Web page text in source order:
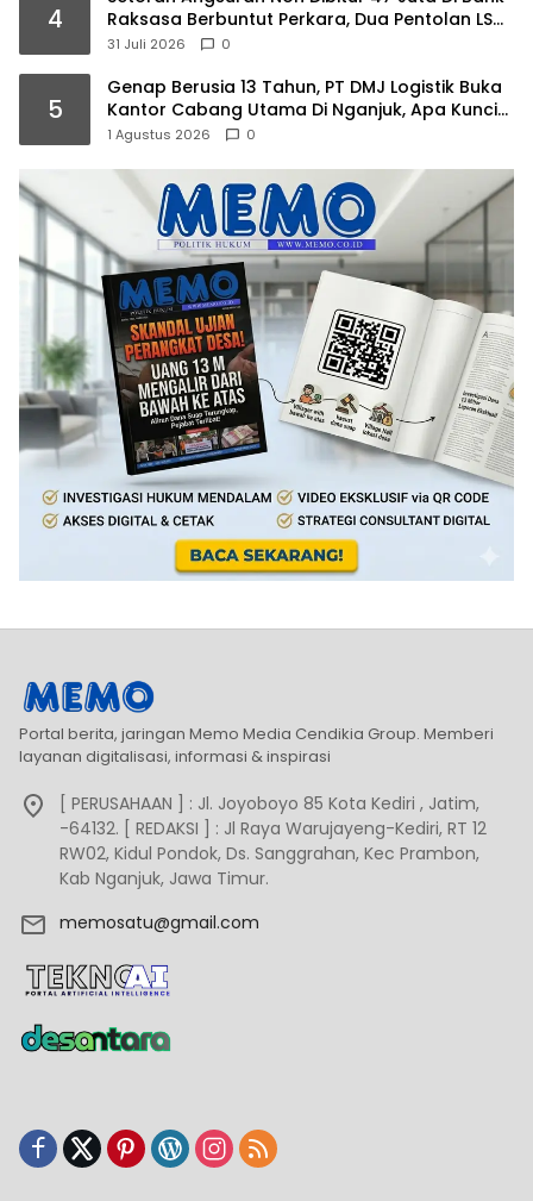
4
Raksasa Berbuntut Perkara, Dua Pentolan LSM
Ancang Ancang Ambil Langkah Hukum
31 Juli 2026 0
5
Genap Berusia 13 Tahun, PT DMJ Logistik Buka
Kantor Cabang Utama Di Nganjuk, Apa Kunci
Suksesnya ? Begini Motivasi Dirut Titus
1 Agustus 2026 0
Portal berita, jaringan Memo Media Cendikia Group. Memberi
layanan digitalisasi, informasi & inspirasi
[ PERUSAHAAN ] : Jl. Joyoboyo 85 Kota Kediri , Jatim,
-64132. [ REDAKSI ] : Jl Raya Warujayeng-Kediri, RT 12
RW02, Kidul Pondok, Ds. Sanggrahan, Kec Prambon,
Kab Nganjuk, Jawa Timur.
memosatu@gmail.com